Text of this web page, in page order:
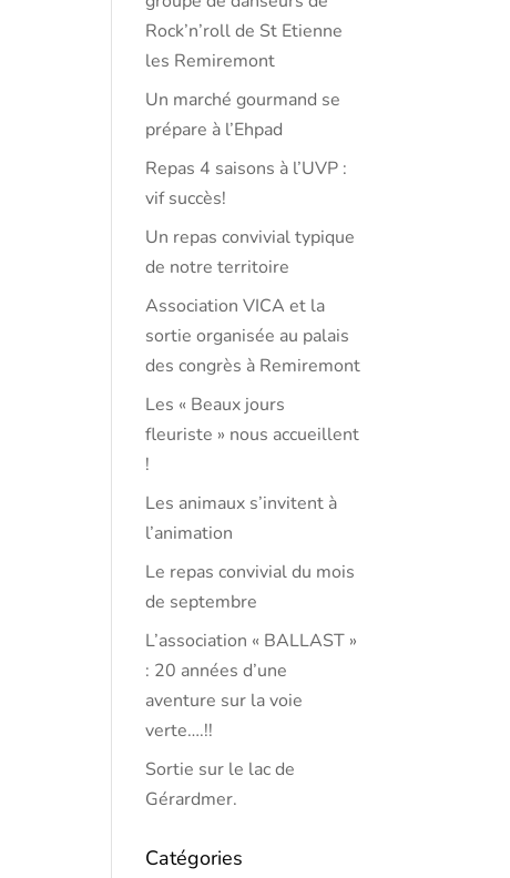
Rock’n’roll de St Etienne
les Remiremont
Un marché gourmand se
prépare à l’Ehpad
Repas 4 saisons à l’UVP :
vif succès!
Un repas convivial typique
de notre territoire
Association VICA et la
sortie organisée au palais
des congrès à Remiremont
Les « Beaux jours
fleuriste » nous accueillent
!
Les animaux s’invitent à
l’animation
Le repas convivial du mois
de septembre
L’association « BALLAST »
: 20 années d’une
aventure sur la voie
verte….!!
Sortie sur le lac de
Gérardmer.
Catégories